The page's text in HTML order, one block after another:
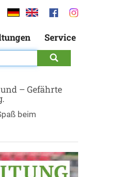
Service
– Gefährte
beim